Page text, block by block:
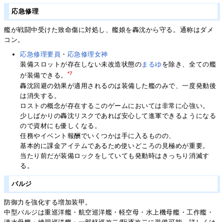
応急修理
艦が戦闘中受けた致命傷に対処し、艦娘を轟沈から守る。通称はダメ
コン。
応急修理要員 ・ 応急修理女神
装備スロットが存在しない未改造状態のまるゆ を除き、全ての艦
が装備できる。
*7
轟沈回避の効果が適用されるのは装備した艦のみで、一度発動後
は消失する。
ロストの概念が存在するこのゲームにおいては非常に心強い。
少しばかりの轟沈リスクであれば安心して進軍できるようになる
ので資材にも優しくなる。
任務やイベント報酬でいくつかは手に入るものの、
基本的に課金アイテムであるため使いどころの見極めが重要。
当たり前だが装備ロックをしていても発動時はきっちり消滅す
る。
バルジ
防御力を強化する増加装甲。
中型バルジは重巡洋艦・航空巡洋艦・軽空母・水上機母艦・工作艦・